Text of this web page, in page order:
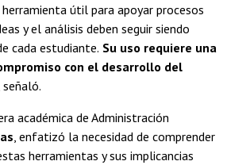
útil para apoyar procesos
y el análisis deben seguir siendo
cada estudiante. Su uso requiere una
con el desarrollo del
señaló.
académica de Administración
, enfatizó la necesidad de comprender
herramientas y sus implicancias